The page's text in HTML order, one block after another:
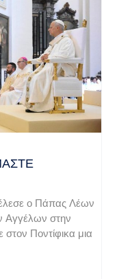
ο Πάπας Λέων
Αγγέλων στην
Ποντίφικα μια